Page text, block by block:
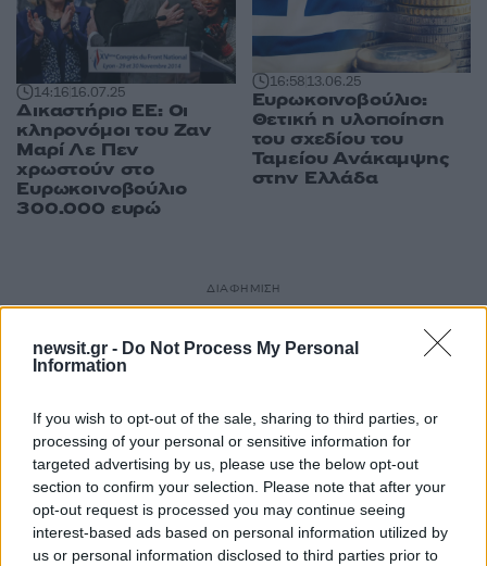
newsit.gr - Do Not Process My Personal
Information
If you wish to opt-out of the sale, sharing to third parties, or
processing of your personal or sensitive information for
targeted advertising by us, please use the below opt-out
section to confirm your selection. Please note that after your
opt-out request is processed you may continue seeing
interest-based ads based on personal information utilized by
us or personal information disclosed to third parties prior to
14:1616.07.25
Δικαστήριο ΕΕ: Οι
κληρονόμοι του Ζαν
Μαρί Λε Πεν
χρωστούν στο
Ευρωκοινοβούλιο
300.000 ευρώ
16:5813.06.25
Ευρωκοινοβούλιο:
Θετική η υλοποίηση
του σχεδίου του
Ταμείου Ανάκαμψης
στην Ελλάδα
ΔΙΑΦΗΜΙΣΗ